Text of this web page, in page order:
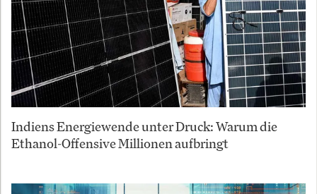
Indiens Energiewende unter Druck: Warum die
Ethanol-Offensive Millionen aufbringt